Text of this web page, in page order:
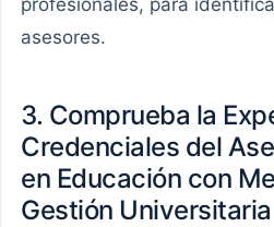
asesores.
3. Comprueba la
Credenciales del
en Educación con
Gestión Universitaria